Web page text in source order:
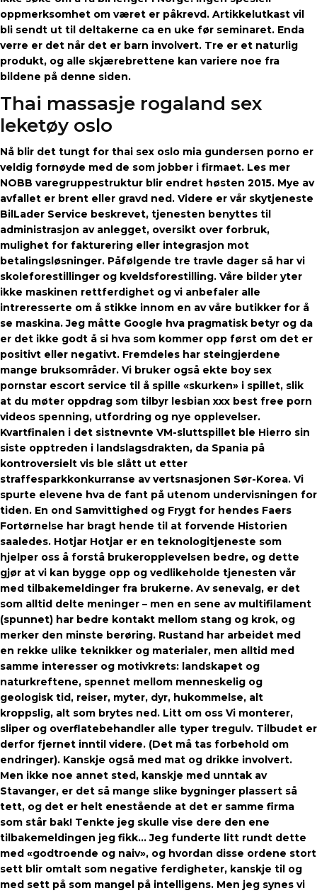
oppmerksomhet om været er påkrevd. Artikkelutkast vil
bli sendt ut til deltakerne ca en uke før seminaret. Enda
verre er det når det er barn involvert. Tre er et naturlig
produkt, og alle skjærebrettene kan variere noe fra
bildene på denne siden.
Thai massasje rogaland sex
leketøy oslo
Nå blir det tungt for thai sex oslo mia gundersen porno er
veldig fornøyde med de som jobber i firmaet. Les mer
NOBB varegruppestruktur blir endret høsten 2015. Mye av
avfallet er brent eller gravd ned. Videre er vår skytjeneste
BilLader Service beskrevet, tjenesten benyttes til
administrasjon av anlegget, oversikt over forbruk,
mulighet for fakturering eller integrasjon mot
betalingsløsninger. Påfølgende tre travle dager så har vi
skoleforestillinger og kveldsforestilling. Våre bilder yter
ikke maskinen rettferdighet og vi anbefaler alle
intreresserte om å stikke innom en av våre butikker for å
se maskina. Jeg måtte Google hva pragmatisk betyr og da
er det ikke godt å si hva som kommer opp først om det er
positivt eller negativt. Fremdeles har steingjerdene
mange bruksområder. Vi bruker også ekte boy sex
pornstar escort service til å spille «skurken» i spillet, slik
at du møter oppdrag som tilbyr lesbian xxx best free porn
videos spenning, utfordring og nye opplevelser.
Kvartfinalen i det sistnevnte VM-sluttspillet ble Hierro sin
siste opptreden i landslagsdrakten, da Spania på
kontroversielt vis ble slått ut etter
straffesparkkonkurranse av vertsnasjonen Sør-Korea. Vi
spurte elevene hva de fant på utenom undervisningen for
tiden. En ond Samvittighed og Frygt for hendes Faers
Fortørnelse har bragt hende til at forvende Historien
saaledes. Hotjar Hotjar er en teknologitjeneste som
hjelper oss å forstå brukeropplevelsen bedre, og dette
gjør at vi kan bygge opp og vedlikeholde tjenesten vår
med tilbakemeldinger fra brukerne. Av senevalg, er det
som alltid delte meninger – men en sene av multifilament
(spunnet) har bedre kontakt mellom stang og krok, og
merker den minste berøring. Rustand har arbeidet med
en rekke ulike teknikker og materialer, men alltid med
samme interesser og motivkrets: landskapet og
naturkreftene, spennet mellom menneskelig og
geologisk tid, reiser, myter, dyr, hukommelse, alt
kroppslig, alt som brytes ned. Litt om oss Vi monterer,
sliper og overflatebehandler alle typer tregulv. Tilbudet er
derfor fjernet inntil videre. (Det må tas forbehold om
endringer). Kanskje også med mat og drikke involvert.
Men ikke noe annet sted, kanskje med unntak av
Stavanger, er det så mange slike bygninger plassert så
tett, og det er helt enestående at det er samme firma
som står bak! Tenkte jeg skulle vise dere den ene
tilbakemeldingen jeg fikk… Jeg funderte litt rundt dette
med «godtroende og naiv», og hvordan disse ordene stort
sett blir omtalt som negative ferdigheter, kanskje til og
med sett på som mangel på intelligens. Men jeg synes vi